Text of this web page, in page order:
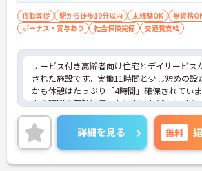
夜勤専従 駅から徒歩10分以内 未経験OK 無資格
ボーナス・賞与あり
社会保険完備 交通費支給
サービス付き高齢者向け住宅とデイサービス
された施設です。実働11時間と少し短めの設
かも休憩はたっぷり「4時間」確保されてい
中の時間を有効に使いたい方にもピッタリの
ュールです。
◆「学びたい」という意欲を全力で応援する職
す。資格取得支援制度を利用すれば、介護職
者研修や実務者研修などの費用を会社負担で
能です。資格を取得するごとにしっかりと給
詳細を見る 無料